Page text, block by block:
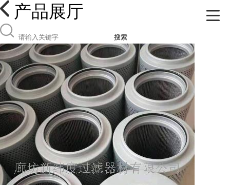
产品展厅
搜索